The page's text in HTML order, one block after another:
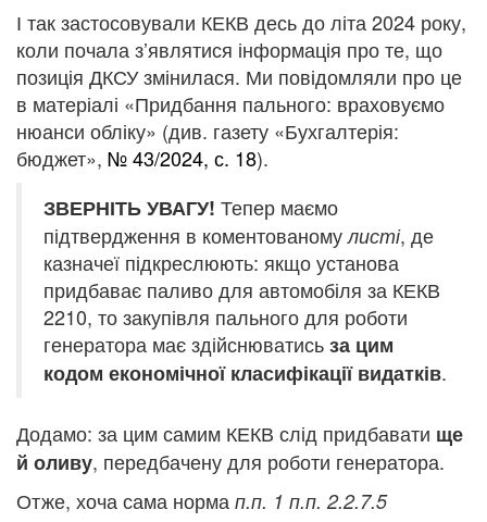
І так застосовували КЕКВ десь до літа 2024 року,
коли почала з’являтися інформація про те, що
позиція ДКСУ змінилася. Ми повідомляли про це
в матеріалі «Придбання пального: враховуємо
нюанси обліку» (див. газету «Бухгалтерія:
бюджет», № 43/2024, с. 18).
ЗВЕРНІТЬ УВАГУ! Тепер маємо
підтвердження в коментованомулисті, де
казначеї підкреслюють: якщо установа
придбаває паливо для автомобіля за КЕКВ
2210, то закупівля пального для роботи
генератора має здійснюватисьза цим
кодом економічної класифікації видатків.
Додамо: за цим самим КЕКВ слід придбавати ще
й оливу, передбачену для роботи генератора.
Отже, хоча сама норма п.п. 1 п.п. 2.2.7.5